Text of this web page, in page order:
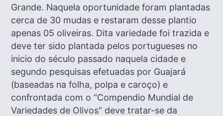
Grande. Naquela oportunidade foram plantadas
cerca de 30 mudas e restaram desse plantio
apenas 05 oliveiras. Dita variedade foi trazida e
deve ter sido plantada pelos portugueses no
inicio do século passado naquela cidade e
segundo pesquisas efetuadas por Guajará
(baseadas na folha, polpa e caroço) e
confrontada com o “Compendio Mundial de
Variedades de Olivos” deve tratar-se da